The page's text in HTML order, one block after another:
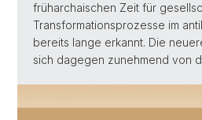
früharchaischen Zeit für
Transformationsprozesse im
bereits lange erkannt. Die
sich dagegen zunehmend von